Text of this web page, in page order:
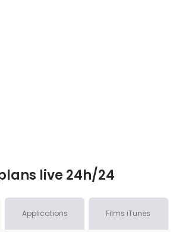
live 24h/24
Applications Films iTunes